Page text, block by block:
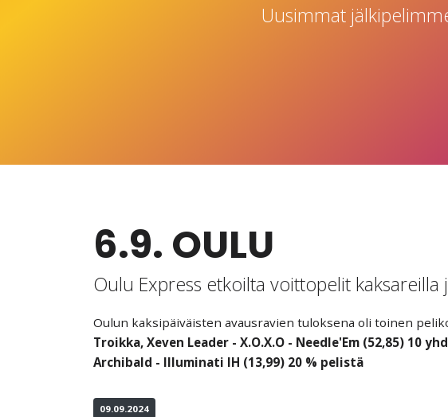
Uusimmat
6.9. OULU
Oulu Express etkoilta voittopelit kaksareilla
Oulun kaksipäiväisten avausravien tuloksena oli toinen
Troikka, Xeven Leader - X.O.X.O - Needle'Em (52,85) 10
Archibald - Illuminati IH (13,99) 20 % pelistä
09.09.2024